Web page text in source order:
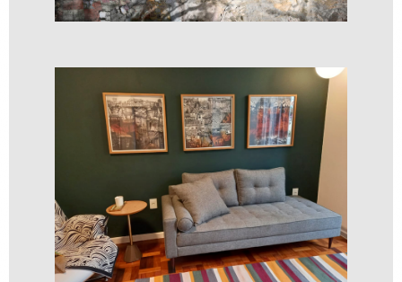
Ogum virou Jorge na gira das cor...
R$600,00